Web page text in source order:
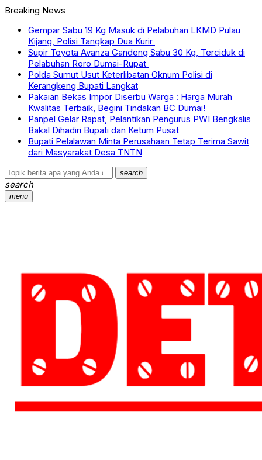
Breaking News
Gempar Sabu 19 Kg Masuk di Pelabuhan LKMD Pulau
Kijang, Polisi Tangkap Dua Kurir
Supir Toyota Avanza Gandeng Sabu 30 Kg, Terciduk di
Pelabuhan Roro Dumai-Rupat
Polda Sumut Usut Keterlibatan Oknum Polisi di
Kerangkeng Bupati Langkat
Pakaian Bekas Impor Diserbu Warga : Harga Murah
Kwalitas Terbaik, Begini Tindakan BC Dumai!
Panpel Gelar Rapat, Pelantikan Pengurus PWI Bengkalis
Bakal Dihadiri Bupati dan Ketum Pusat
Bupati Pelalawan Minta Perusahaan Tetap Terima Sawit
dari Masyarakat Desa TNTN
search
search
menu